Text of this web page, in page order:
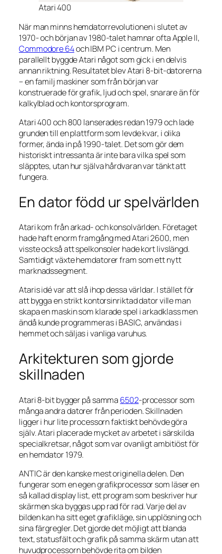
Atari 400
När man minns hemdatorrevolutionen i slutet av
1970- och början av 1980-talet hamnar ofta Apple II,
Commodore 64och IBM PC i centrum. Men
parallellt byggde Atari något som gick i en delvis
annan riktning. Resultatet blev Atari 8-bit-datorerna
– en familj maskiner som från början var
konstruerade för grafik, ljud och spel, snarare än för
kalkylblad och kontorsprogram.
Atari 400 och 800 lanserades redan 1979 och lade
grunden till en plattform som levde kvar, i olika
former, ända in på 1990-talet. Det som gör dem
historiskt intressanta är inte bara vilka spel som
släpptes, utan hur själva hårdvaran var tänkt att
fungera.
En dator född ur spelvärlden
Atari kom från arkad- och konsolvärlden. Företaget
hade haft enorm framgång med Atari 2600, men
visste också att spelkonsoler hade kort livslängd.
Samtidigt växte hemdatorer fram som ett nytt
marknadssegment.
Ataris idé var att slå ihop dessa världar. I stället för
att bygga en strikt kontorsinriktad dator ville man
skapa en maskin som klarade spel i arkadklass men
ändå kunde programmeras i BASIC, användas i
hemmet och säljas i vanliga varuhus.
Arkitekturen som gjorde
skillnaden
Atari 8-bit bygger på samma 6502-processor som
många andra datorer från perioden. Skillnaden
ligger i hur lite processorn faktiskt behövde göra
själv. Atari placerade mycket av arbetet i särskilda
specialkretsar, något som var ovanligt ambitiöst för
en hemdator 1979.
ANTIC är den kanske mest originella delen. Den
fungerar som en egen grafikprocessor som läser en
så kallad display list, ett program som beskriver hur
skärmen ska byggas upp rad för rad. Varje del av
bilden kan ha sitt eget grafikläge, sin upplösning och
sina färgregler. Det gjorde det möjligt att blanda
text, statusfält och grafik på samma skärm utan att
huvudprocessorn behövde rita om bilden